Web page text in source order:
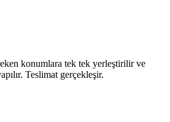
konumlara tek tek yerleştirilir ve
Teslimat gerçekleşir.